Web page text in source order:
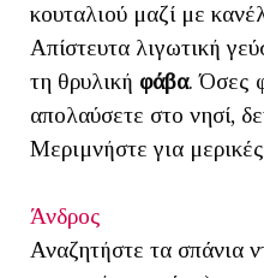
κουταλιού μαζί με
Απίστευτα λιγωτική
τη θρυλική φάβα. Όσες
απολαύσετε στο νησί,
Μεριμνήστε για
Άνδρος
Αναζητήστε τα σπάνια